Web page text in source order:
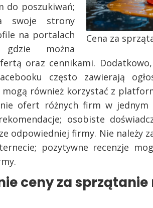
Cena za
do poszukiwań;
swoje strony
na portalach
gdzie można
oraz cennikami.
często zawierają
mogą również korzystać z
ofert różnych firm w jednym
osobiste
odpowiedniej firmy. Nie należy
pozytywne recenzje
ceny za